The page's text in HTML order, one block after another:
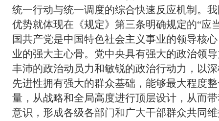
统一行动与统一调度的综合快速反应机制。
优势就体现在《规定》第三条明确规定的“应
国共产党是中国特色社会主义事业的领导核
业的强大主心骨。党中央具有强大的政治领
丰沛的政治动员力和敏锐的政治行动力，以
先进性拥有强大的群众基础，能够最大程度
量，从战略和全局高度进行顶层设计，从而
意识，形成各级各部门和广大干部群众共同